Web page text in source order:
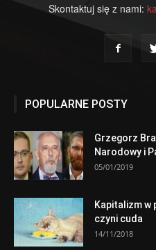
Skontaktuj się z nami:
POPULARNE POSTY
Grzegorz
Narodowy i
05/01/2019
Kapitalizm
czyni cuda
14/11/2018